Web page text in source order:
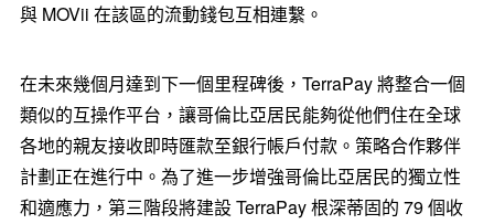
與 MOVii 在該區的流動錢包互相連繫。
在未來幾個月達到下一個里程碑後，TerraPay 將整合一個
類似的互操作平台，讓哥倫比亞居民能夠從他們住在全球
各地的親友接收即時匯款至銀行帳戶付款。策略合作夥伴
計劃正在進行中。為了進一步增強哥倫比亞居民的獨立性
和適應力，第三階段將建設 TerraPay 根深蒂固的 79 個收